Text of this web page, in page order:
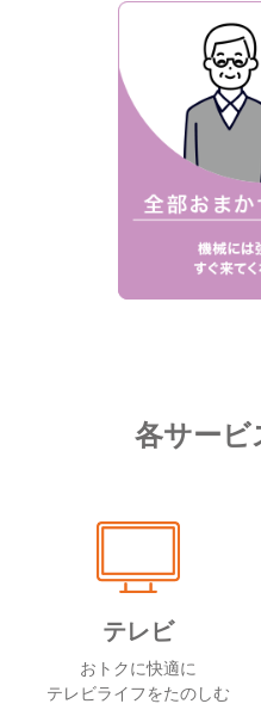
各サービ
テレビ
おトクに快適に
テレビライフをたのしむ